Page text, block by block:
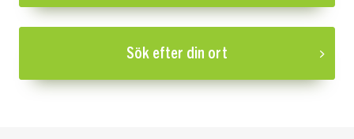
Sök efter din ort